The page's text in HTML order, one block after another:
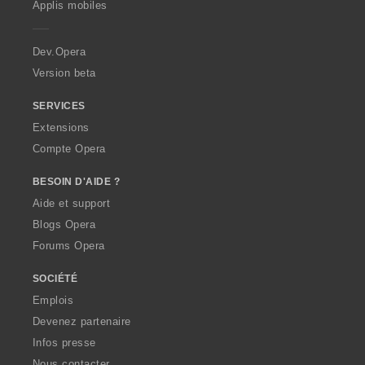
a
Applis mobiles
Dev.Opera
Version beta
SERVICES
Extensions
Compte Opera
BESOIN D'AIDE ?
Aide et support
Blogs Opera
Forums Opera
SOCIÉTÉ
Emplois
Devenez partenaire
Infos presse